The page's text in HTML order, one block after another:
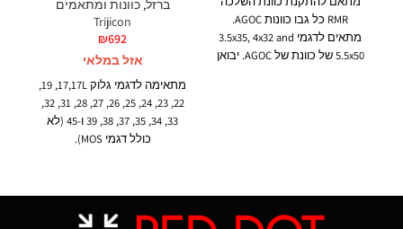
RMR כל גבו כוונות AGOC.
מתאים לדגמי 3.5x35, 4x32 and
5.5x50 של כוונת של AGOC. יבואן
ברזל,כוונות ומתאמים
Trijicon
₪692
אזל במלאי
מתאימה לדגמי גלוק17,17L
, 19,
22, 23, 24, 25, 26, 27, 28, 31, 32,
33, 34, 35, 37, 38, 39
ו-45
(לא
כולל דגמי MOS).
נקודות טריטיום ירוקות והיא